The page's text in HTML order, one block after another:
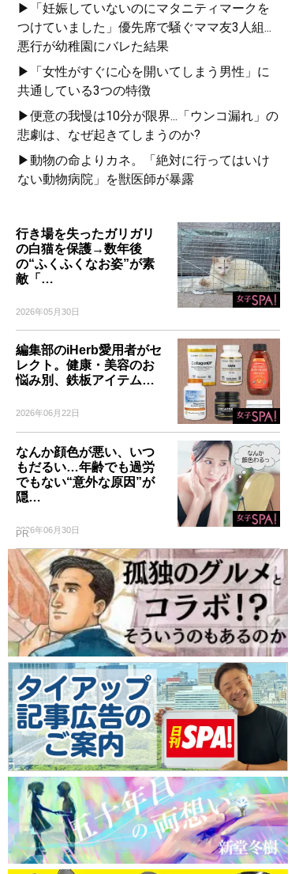
▶「妊娠していないのにマタニティマークを
つけていました」優先席で騒ぐママ友3人組...
悪行が幼稚園にバレた結果
▶「女性がすぐに心を開いてしまう男性」に
共通している3つの特徴
▶便意の我慢は10分が限界...「ウンコ漏れ」の
悲劇は、なぜ起きてしまうのか?
▶動物の命よりカネ。「絶対に行ってはいけ
ない動物病院」を獣医師が暴露
行き場を失ったガリガリ
の白猫を保護→数年後
の“ふくふくなお姿”が素
敵「…
2026年05月30日
編集部のiHerb愛用者がセ
レクト。健康・美容のお
悩み別、鉄板アイテム…
2026年06月22日
なんか顔色が悪い、いつ
もだるい…年齢でも過労
でもない“意外な原因”が
隠…
2026年06月30日
PR